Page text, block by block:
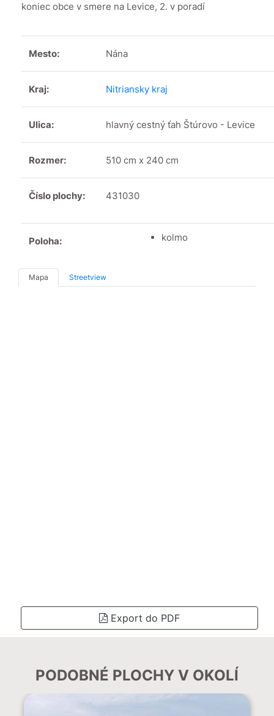
koniec obce v smere na Levice, 2. v poradí
Mesto: Nána
Kraj: Nitriansky kraj
Ulica: hlavný cestný ťah Štúrovo - Levice
Rozmer: 510 cm x 240 cm
Číslo plochy: 431030
Poloha: kolmo
Mapa Streetview
Export do PDF
PODOBNÉ PLOCHY V OKOLÍ